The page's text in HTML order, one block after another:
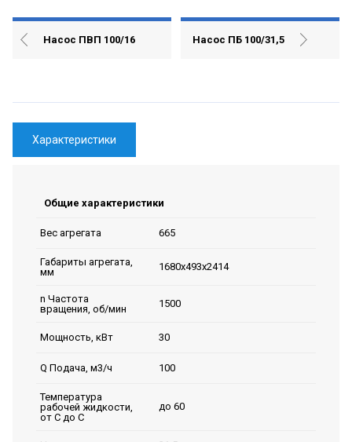
Насос ПВП 100/16 Насос ПБ 100/31,5
Характеристики
Общие характеристики
Вес агрегата 665
Габариты агрегата,
мм
1680х493х2414
n Частота
вращения, об/мин
1500
Мощность, кВт 30
Q Подача, м3/ч 100
Температура
рабочей жидкости,
от С до С
до 60